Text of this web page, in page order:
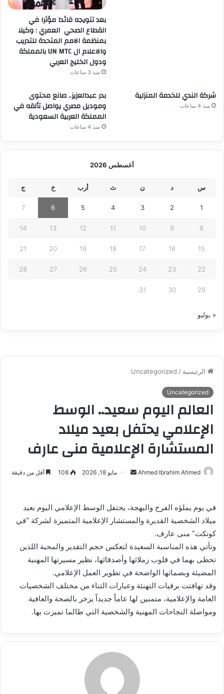
بعد تتويجه قائدا مؤثرا في
القطاع الصحي العمري : وكيلا
بمنظمة الامم المتحدة للتدريب
والاعلام ال UN MTC بالمملكة
ودول الخليج العربي
منذ 3 ساعات
شركة الندي للخدمة المنزلية
منذ 4 ساعات
بدر عبدالعزيز.. صانع محتوى
وموديل مصري يواصل تألقه في
المملكة العربية السعودية
منذ 4 ساعات
أغسطس 2026
س د ن ث أرب خ ج
1
2
3
4
5
6
7
8
9
10
11
12
13
14
15
16
17
18
19
20
21
22
23
24
25
26
27
28
29
30
31
« يوليو